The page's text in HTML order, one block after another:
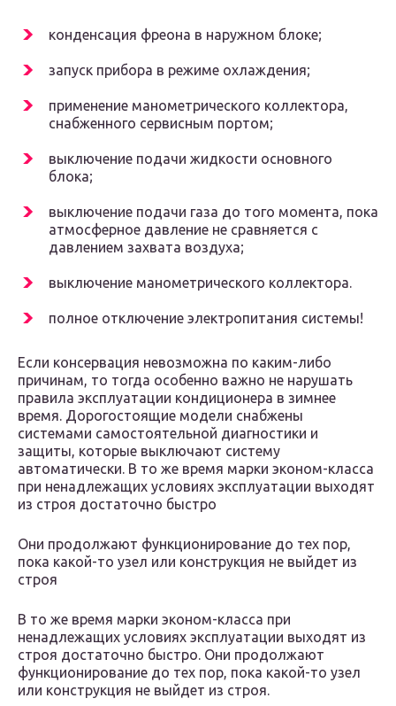
конденсация фреона в наружном блоке;
запуск прибора в режиме охлаждения;
применение манометрического коллектора,
снабженного сервисным портом;
выключение подачи жидкости основного
блока;
выключение подачи газа до того момента, пока
атмосферное давление не сравняется с
давлением захвата воздуха;
выключение манометрического коллектора.
полное отключение электропитания системы!
Если консервация невозможна по каким-либо
причинам, то тогда особенно важно не нарушать
правила эксплуатации кондиционера в зимнее
время. Дорогостоящие модели снабжены
системами самостоятельной диагностики и
защиты, которые выключают систему
автоматически. В то же время марки эконом-класса
при ненадлежащих условиях эксплуатации выходят
из строя достаточно быстро
Они продолжают функционирование до тех пор,
пока какой-то узел или конструкция не выйдет из
строя
В то же время марки эконом-класса при
ненадлежащих условиях эксплуатации выходят из
строя достаточно быстро. Они продолжают
функционирование до тех пор, пока какой-то узел
или конструкция не выйдет из строя.